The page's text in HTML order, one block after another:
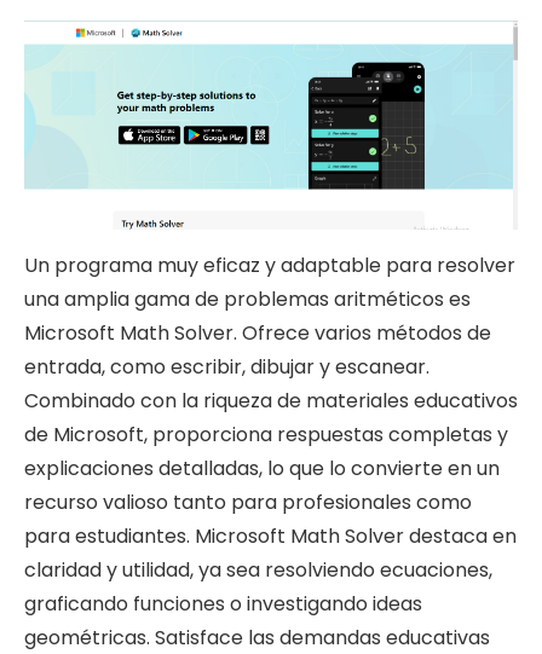
Un programa muy eficaz y adaptable para resolver
una amplia gama de problemas aritméticos es
Microsoft Math Solver. Ofrece varios métodos de
entrada, como escribir, dibujar y escanear.
Combinado con la riqueza de materiales educativos
de Microsoft, proporciona respuestas completas y
explicaciones detalladas, lo que lo convierte en un
recurso valioso tanto para profesionales como
para estudiantes. Microsoft Math Solver destaca en
claridad y utilidad, ya sea resolviendo ecuaciones,
graficando funciones o investigando ideas
geométricas. Satisface las demandas educativas